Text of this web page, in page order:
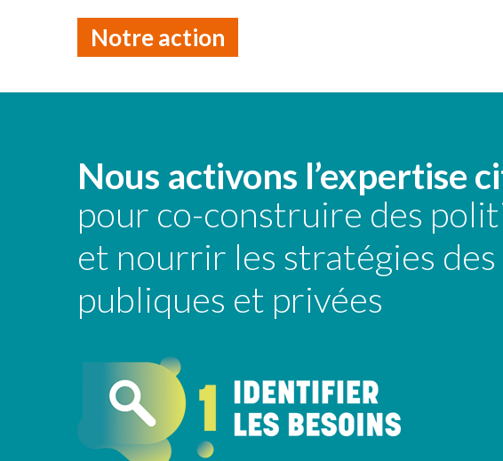
Notre action
Nous activons l’expertise
pour co-construire des
et nourrir les stratégies
publiques et privées